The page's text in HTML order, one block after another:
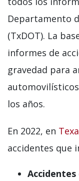
Departamento
(TxDOT). La
informes de
gravedad para
los años.
En 2022, en
accidentes que